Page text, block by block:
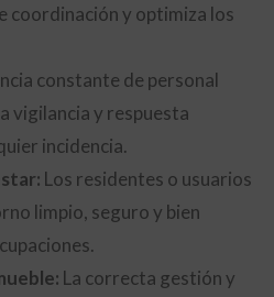
coordinación y optimiza los
constante de personal
vigilancia y respuesta
incidencia.
Los residentes o usuarios
limpio, seguro y bien
La correcta gestión y